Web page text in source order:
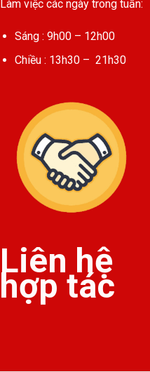
Làm việc các ngày trong tuần:
Sáng : 9h00 – 12h00
Chiều : 13h30 – 21h30
Liên hệ
hợp tác